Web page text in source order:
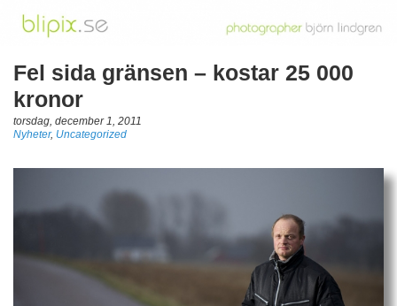
Fel sida gränsen – kostar 25 000
kronor
torsdag, december 1, 2011
Nyheter, Uncategorized